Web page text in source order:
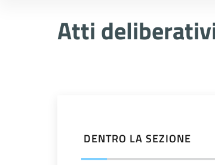
Atti
DENTRO LA SEZIONE